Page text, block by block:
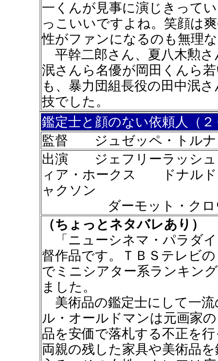
一くんが見事に演じきって
っこいいですよね。笑顔は
性がファンになるのも無理
平幹二郎さん、夏八木勲さ
泯さんら名優が岡田くんら
も、暴力団組長役の田中泯
技でした。
鑑定士と顔のない依頼人（
監督 ジュゼッペ・トルナ
出演 ジェフリーラッシ
ィア・ホークス ドナル
ャクソン
ダーモット・クロ
（ちょっとネタバレあり）
「ニューシネマ・パラダ
督作品です。ＴＢＳテレビ
でミニシアター系ランキン
ました。
美術品の鑑定士にして一
ル・オールドマンは元画家
品を安価で落札する不正を
両親の残した家具や美術品